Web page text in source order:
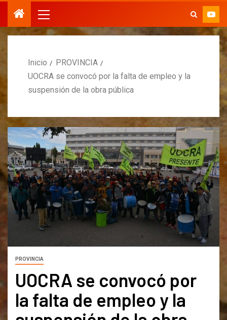
Inicio
PROVINCIA
UOCRA se convocó por la falta de empleo y la
suspensión de la obra pública
PROVINCIA
UOCRA se convocó por
la falta de empleo y la